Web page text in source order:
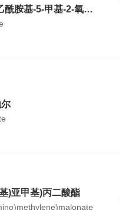
(2R,3S,5R)-5-(4-乙酰胺基-5-甲基-2-氧代嘧啶-1(2H)-基)-2-((双(4-甲氧基苯基)(苯基)甲氧基)甲基)四氢呋喃-3-基 (2-氰基乙基) 二异丙基亚磷酰胺
)亚甲基)丙二酸酯